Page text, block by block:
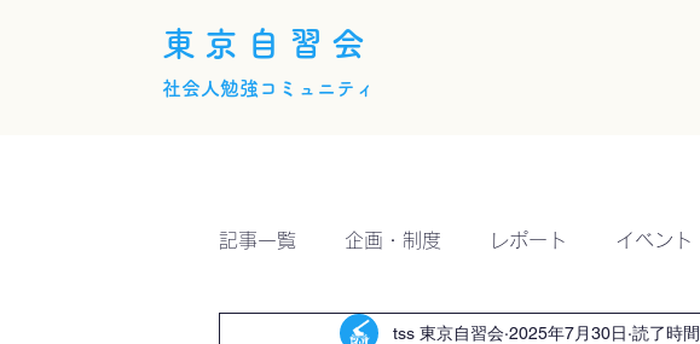
東京自習会
社会人勉強コミュニティ
記事一覧 企画・制度 レポート イベント
tss 東京自習会 2025年7月30日 読了時